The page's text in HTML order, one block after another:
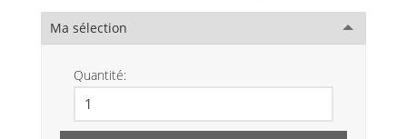
Ma sélection
Quantité: